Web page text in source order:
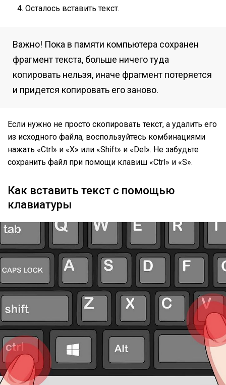
Осталось вставить текст.
Важно! Пока в памяти компьютера сохранен
фрагмент текста, больше ничего туда
копировать нельзя, иначе фрагмент потеряется
и придется копировать его заново.
Если нужно не просто скопировать текст, а удалить его
из исходного файла, воспользуйтесь комбинациями
нажать «Ctrl» и «X» или «Shift» и «Del». Не забудьте
сохранить файл при помощи клавиш «Ctrl» и «S».
Как вставить текст с помощью
клавиатуры